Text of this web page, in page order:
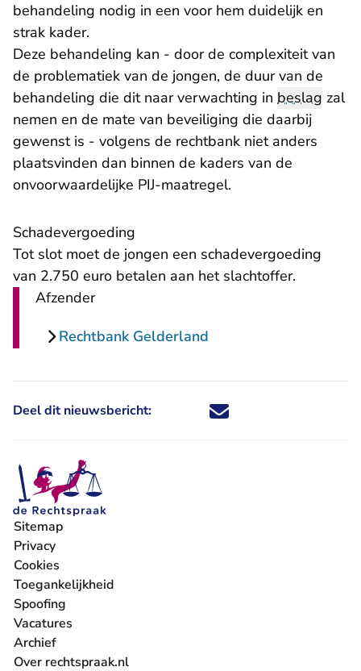
behandeling nodig in een voor hem duidelijk en
strak kader.
Deze behandeling kan - door de complexiteit van
de problematiek van de jongen, de duur van de
behandeling die dit naar verwachting in beslag zal
nemen en de mate van beveiliging die daarbij
gewenst is - volgens de rechtbank niet anders
plaatsvinden dan binnen de kaders van de
onvoorwaardelijke PIJ-maatregel.
Schadevergoeding
Tot slot moet de jongen een schadevergoeding
van 2.750 euro betalen aan het slachtoffer.
Afzender
Rechtbank Gelderland
Deel dit nieuwsbericht: Deel dit nieuwsbericht via X -
Deel dit nieuwsbericht via
Deel dit nieuwsbericht
Deel dit
Sitemap
Privacy
Cookies
Toegankelijkheid
Spoofing
Vacatures
- U verlaat Rechtspraak.nl
Archief
Over rechtspraak.nl